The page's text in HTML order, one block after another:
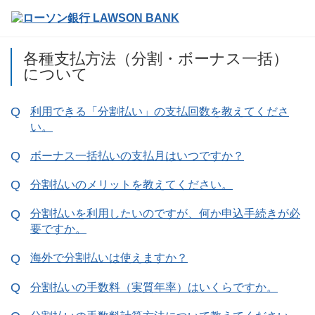
各種支払方法（分割・ボーナス一括）
について
利用できる「分割払い」の支払回数を教えてくださ
い。
ボーナス一括払いの支払月はいつですか？
分割払いのメリットを教えてください。
分割払いを利用したいのですが、何か申込手続きが必
要ですか。
海外で分割払いは使えますか？
分割払いの手数料（実質年率）はいくらですか。